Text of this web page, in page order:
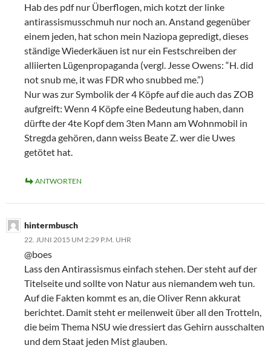
Hab des pdf nur Überflogen, mich kotzt der linke
antirassismusschmuh nur noch an. Anstand gegenüber
einem jeden, hat schon mein Naziopa gepredigt, dieses
ständige Wiederkäuen ist nur ein Festschreiben der
alliierten Lügenpropaganda (vergl. Jesse Owens: “H. did
not snub me, it was FDR who snubbed me.”)
Nur was zur Symbolik der 4 Köpfe auf die auch das ZOB
aufgreift: Wenn 4 Köpfe eine Bedeutung haben, dann
dürfte der 4te Kopf dem 3ten Mann am Wohnmobil in
Stregda gehören, dann weiss Beate Z. wer die Uwes
getötet hat.
ANTWORTEN
hintermbusch
22. JUNI 2015 UM 2:29 P.M. UHR
@boes
Lass den Antirassismus einfach stehen. Der steht auf der
Titelseite und sollte von Natur aus niemandem weh tun.
Auf die Fakten kommt es an, die Oliver Renn akkurat
berichtet. Damit steht er meilenweit über all den Trotteln,
die beim Thema NSU wie dressiert das Gehirn ausschalten
und dem Staat jeden Mist glauben.